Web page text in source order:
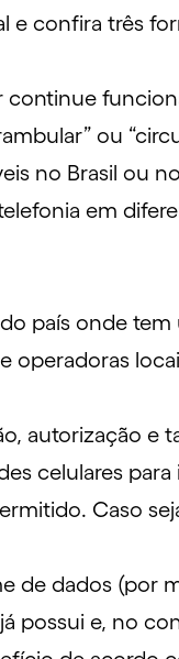
confira três
ou
no Brasil ou
em
país onde
operadoras
autorização
celulares
Caso
de dados (por
e, no